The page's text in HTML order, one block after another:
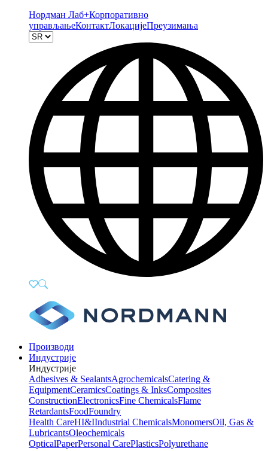
Нордман Лаб+Корпоративно
управљањеКонтактЛокацијеПреузимања
Производи
Индустрије
Индустрије
Adhesives & SealantsAgrochemicalsCatering &
EquipmentCeramicsCoatings & InksComposites
ConstructionElectronicsFine ChemicalsFlame
RetardantsFoodFoundry
Health CareHI&IIndustrial ChemicalsMonomersOil, Gas &
LubricantsOleochemicals
OpticalPaperPersonal CarePlasticsPolyurethane